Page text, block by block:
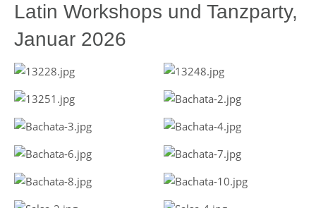
Latin Workshops und Tanzparty,
Januar 2026